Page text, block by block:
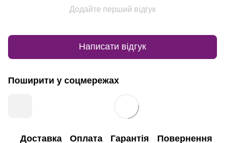
Додайте перший відгук
Написати відгук
Поширити у соцмережах
Доставка Оплата Гарантія Повернення